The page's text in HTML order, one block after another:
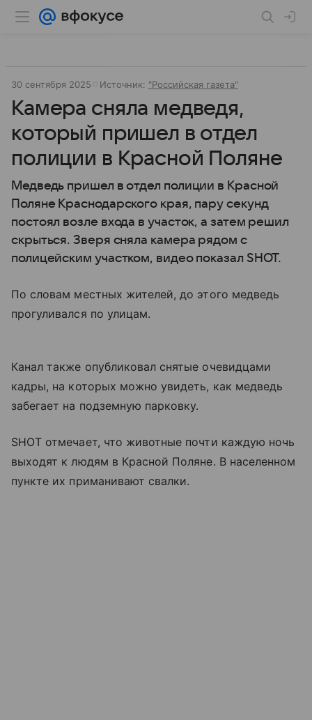
30 сентября 2025 Источник: "Российская газета"
Камера сняла медведя,
который пришел в отдел
полиции в Красной Поляне
Медведь пришел в отдел полиции в Красной
Поляне Краснодарского края, пару секунд
постоял возле входа в участок, а затем решил
скрыться. Зверя сняла камера рядом с
полицейским участком, видео показал SHOT.
По словам местных жителей, до этого медведь
прогуливался по улицам.
Канал также опубликовал снятые очевидцами
кадры, на которых можно увидеть, как медведь
забегает на подземную парковку.
SHOT отмечает, что животные почти каждую ночь
выходят к людям в Красной Поляне. В населенном
пункте их приманивают свалки.